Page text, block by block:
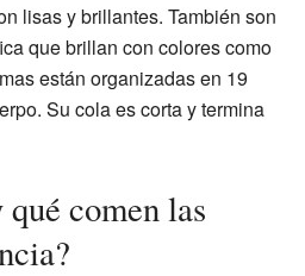
lisas y brillantes. También son
que brillan con colores como
están organizadas en 19
Su cola es corta y termina
comen las